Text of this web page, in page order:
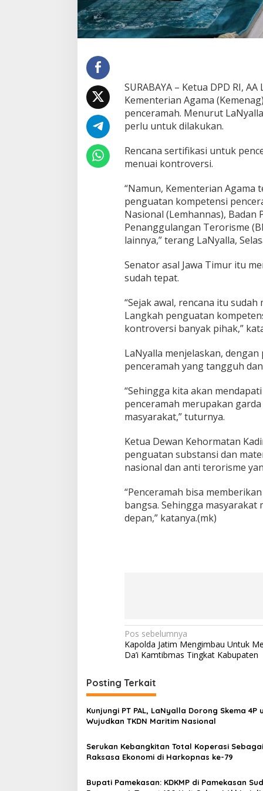
P
D
R
I
g
u
a
a
K
o
p
t
e
n
s
e
b
h
R
s
o
n
l
SURABAYA – Ketua DPD RI,
Kementerian Agama
penceramah. Menurut
perlu untuk dilakukan.
Rencana sertifikasi untuk
menuai kontroversi.
“Namun, Kementerian Agama
penguatan kompetensi
Nasional (Lemhannas), Badan
Penanggulangan Terorisme
lainnya,” terang LaNyalla,
Senator asal Jawa Timur itu
sudah tepat.
“Sejak awal, rencana itu
Langkah penguatan
kontroversi banyak pihak,”
LaNyalla menjelaskan,
penceramah yang tangguh
“Sehingga kita akan
penceramah merupakan
masyarakat,” tuturnya.
Ketua Dewan Kehormatan
penguatan substansi dan
nasional dan anti terorisme
“Penceramah bisa
bangsa. Sehingga
depan,” katanya.(mk)
N
a
i
g
a
i
o
Pos sebelumnya
Kapolda Jatim Mengimbau Untuk
Da’i Kamtibmas Tingkat Kabupaten
Posting Terkait
Kunjungi PT PAL, LaNyalla Dorong Skema 4P
Wujudkan TKDN Maritim Nasional
Serukan Kebangkitan Total Koperasi Sebagai
Raksasa Ekonomi di Harkopnas ke-79
Bupati Pamekasan: KDKMP di Pamekasan